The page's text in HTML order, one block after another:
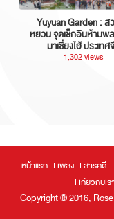
Yuyuan Garden : ส
หยวน จุดเช็กอินห้ามพ
มาเซี่ยงไฮ้ ประเทศ
1,302 views
หน้าแรก เพลง สารคดี
เกี่ยวกับเร
Copyright ® 2016,